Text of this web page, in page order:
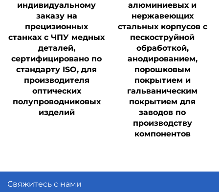
индивидуальному
заказу на
прецизионных
станках с ЧПУ медных
деталей,
сертифицировано по
стандарту ISO, для
производителя
оптических
полупроводниковых
изделий
алюминиевых и
нержавеющих
стальных корпусов с
пескоструйной
обработкой,
анодированием,
порошковым
покрытием и
гальваническим
покрытием для
заводов по
производству
компонентов
Свяжитесь с нами